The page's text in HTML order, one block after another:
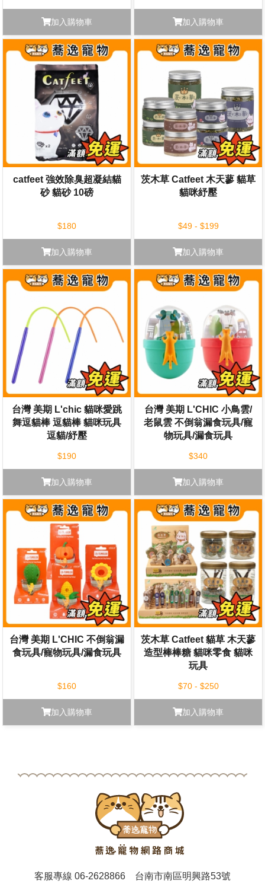
加入購物車 加入購物車
catfeet 強效除臭超凝結貓
砂 貓砂 10磅
$180
加入購物車
茨木草 Catfeet 木天蓼 貓草
貓咪紓壓
$49 - $199
加入購物車
台灣 美期 L'chic 貓咪愛跳
舞逗貓棒 逗貓棒 貓咪玩具
逗貓/紓壓
$190
加入購物車
台灣 美期 L'CHIC 小鳥雲/
老鼠雲 不倒翁漏食玩具/寵
物玩具/漏食玩具
$340
加入購物車
台灣 美期 L'CHIC 不倒翁漏
食玩具/寵物玩具/漏食玩具
$160
加入購物車
茨木草 Catfeet 貓草 木天蓼
造型棒棒糖 貓咪零食 貓咪
玩具
$70 - $250
加入購物車
客服專線06-2628866 台南市南區明興路53號